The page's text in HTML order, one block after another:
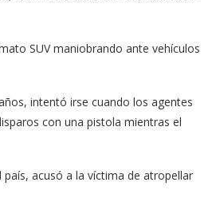
SUV maniobrando ante vehículos
intentó irse cuando los agentes
con una pistola mientras el
acusó a la víctima de atropellar